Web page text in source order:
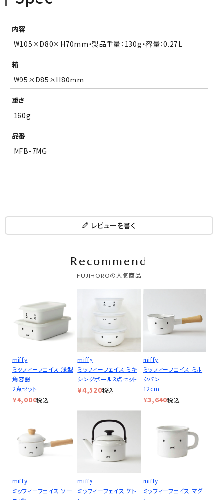
内容
W105×D80×H70mm・製品重量：130g・容量：0.27L
箱
W95×D85×H80mm
重さ
160g
品番
MFB-7MG
レビューを書く
Recommend
FUJIHOROの人気商品
miffy
ミッフィーフェイス 浅型
角容器
2点セット
¥4,080税込
miffy
ミッフィーフェイス ミキ
シングボール3点セット
¥4,520税込
miffy
ミッフィーフェイス ミル
クパン
12cm
¥3,640税込
miffy
ミッフィーフェイス ソー
miffy
ミッフィーフェイス ケト
miffy
ミッフィーフェイス マグ